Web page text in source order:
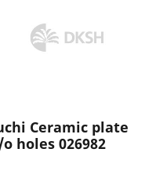
Ceramic plate
holes 026982